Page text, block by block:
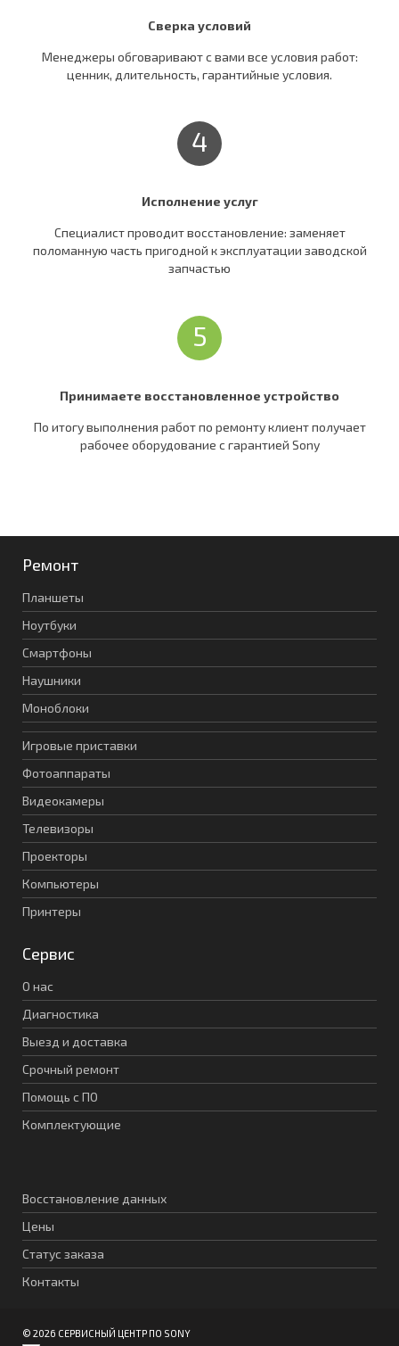
Сверка условий
Менеджеры обговаривают c вами все условия работ:
ценник, длительность, гарантийные условия.
4
Исполнение услуг
Специалист проводит восстановление: заменяет
поломанную часть пригодной к эксплуатации заводской
запчастью
5
Принимаете восстановленное устройство
По итогу выполнения работ по ремонту клиент получает
рабочее оборудование c гарантией Sony
Ремонт
Планшеты
Ноутбуки
Смартфоны
Наушники
Моноблоки
Игровые приставки
Фотоаппараты
Видеокамеры
Телевизоры
Проекторы
Компьютеры
Принтеры
Сервис
О нас
Диагностика
Выезд и доставка
Срочный ремонт
Помощь с ПО
Комплектующие
Восстановление данных
Цены
Статус заказа
Контакты
© 2026 СЕРВИСНЫЙ ЦЕНТР ПО SONY